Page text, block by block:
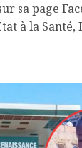
sa page
à la Santé,